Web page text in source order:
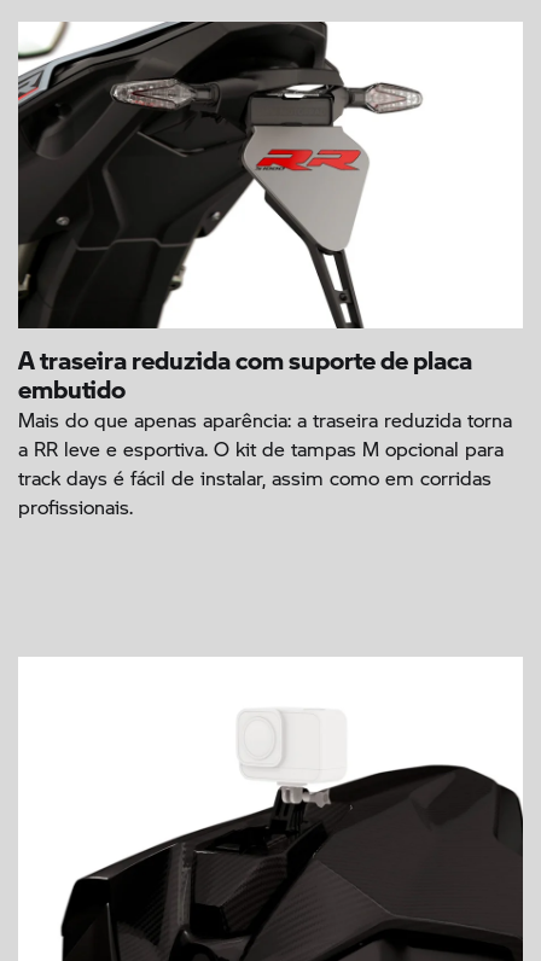
A traseira reduzida com suporte de placa
embutido
Mais do que apenas aparência: a traseira reduzida torna
a RR leve e esportiva. O kit de tampas M opcional para
track days é fácil de instalar, assim como em corridas
profissionais.